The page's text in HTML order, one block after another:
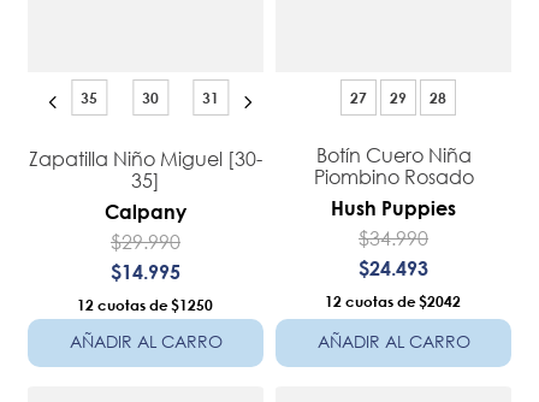
35 30 31
Zapatilla Niño Miguel [30-
35]
Calpany
$29.990
$14.995
12 $1250
AÑADIR AL CARRO
27 29 28
Botín Cuero Niña
Piombino Rosado
Hush Puppies
$34.990
$24.493
12 $2042
AÑADIR AL CARRO